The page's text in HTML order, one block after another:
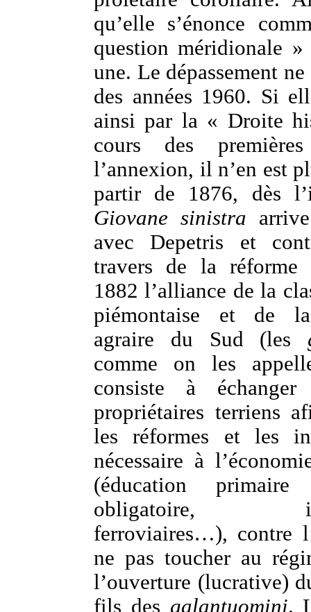
qu’elle s’énonce
question méridionale »
une. Le dépassement
des années 1960. Si
ainsi par la « Droite
cours des
l’annexion, il n’en est
partir de 1876, dès
Giovane sinistra
avec Depetris et
travers de la réforme
1882 l’alliance de la
piémontaise et de la
agraire du Sud (les
comme on les
consiste à
propriétaires terriens
les réformes et les
nécessaire à
(éducation
obligatoire,
ferroviaires…), contre
ne pas toucher au
l’ouverture (lucrative)
fils des galantuomini.